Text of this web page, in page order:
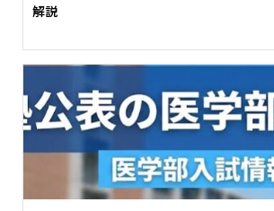
解説